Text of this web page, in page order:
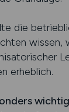
die
wissen,
erheblich.